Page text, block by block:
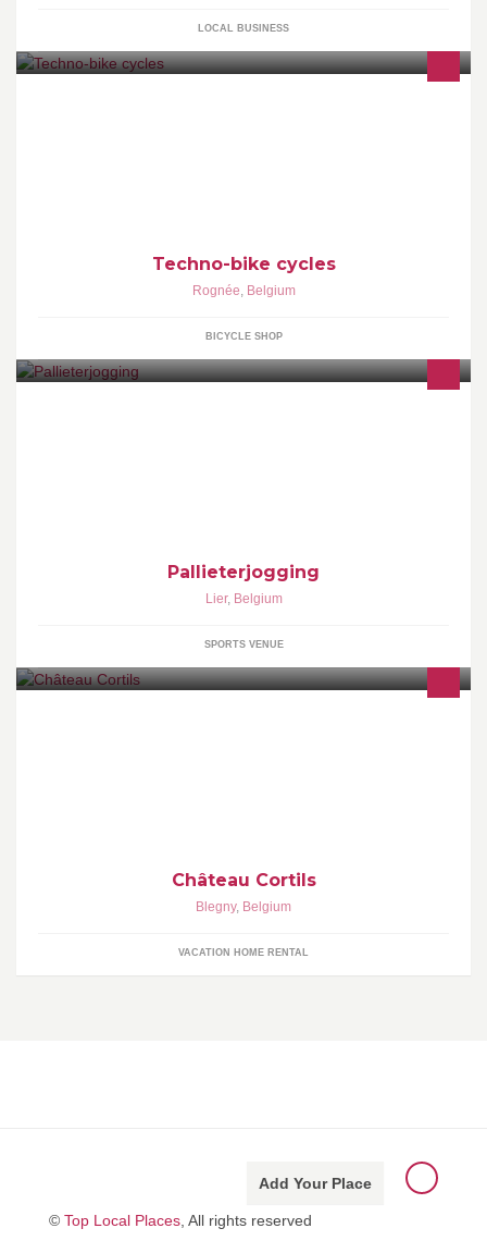
LOCAL BUSINESS
Techno-bike cycles
Rognée, Belgium
BICYCLE SHOP
Pallieterjogging
Lier, Belgium
SPORTS VENUE
Château Cortils
Blegny, Belgium
VACATION HOME RENTAL
Add Your Place
© Top Local Places , All rights reserved